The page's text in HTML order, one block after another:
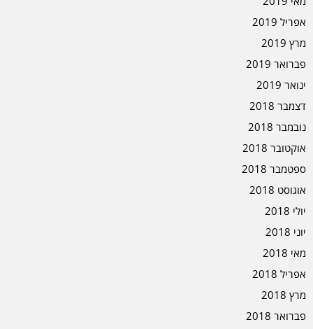
אפריל 2019
מרץ 2019
פברואר 2019
ינואר 2019
דצמבר 2018
נובמבר 2018
אוקטובר 2018
ספטמבר 2018
אוגוסט 2018
יולי 2018
יוני 2018
מאי 2018
אפריל 2018
מרץ 2018
פברואר 2018